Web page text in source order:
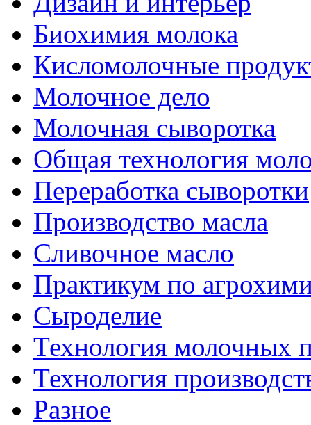
Биохимия молока
Кисломолочные
Молочное дело
Молочная сыворотка
Общая технология
Переработка сыворотки
Производство масла
Сливочное масло
Практикум по
Сыроделие
Технология молочных
Технология
Разное